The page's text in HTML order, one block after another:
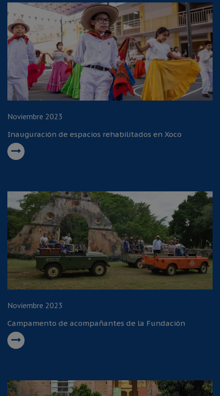
Noviembre 2023
Inauguración de espacios rehabilitados en Xoco
Noviembre 2023
Campamento de acompañantes de la Fundación